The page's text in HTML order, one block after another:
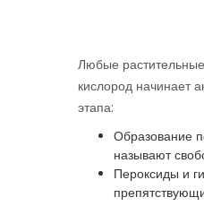
Любые
кислород начинает
этапа:
Образование
называют
Пероксиды и